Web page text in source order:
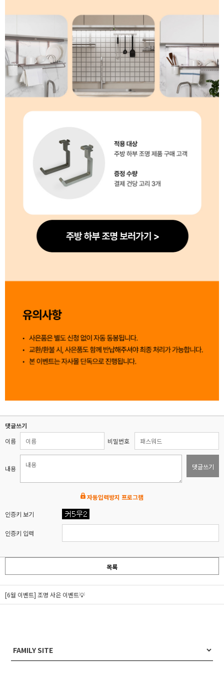
댓글쓰기
이름
비밀번호
내용 댓글쓰기
자동입력방지 프로그램
인증키 보기
인증키 입력
목록
[6월 이벤트] 조명 사은 이벤트💡